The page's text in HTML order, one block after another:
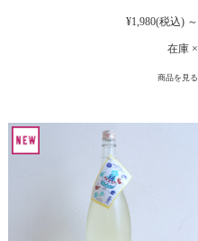
¥1,980(税込) ～
在庫 ×
商品を見る